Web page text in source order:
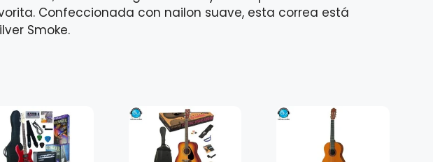
Confeccionada con nailon suave, esta correa está
Smoke.